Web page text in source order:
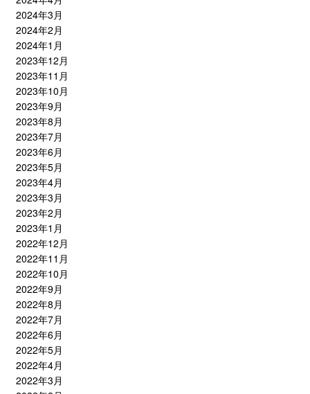
2024年3月
2024年2月
2024年1月
2023年12月
2023年11月
2023年10月
2023年9月
2023年8月
2023年7月
2023年6月
2023年5月
2023年4月
2023年3月
2023年2月
2023年1月
2022年12月
2022年11月
2022年10月
2022年9月
2022年8月
2022年7月
2022年6月
2022年5月
2022年4月
2022年3月